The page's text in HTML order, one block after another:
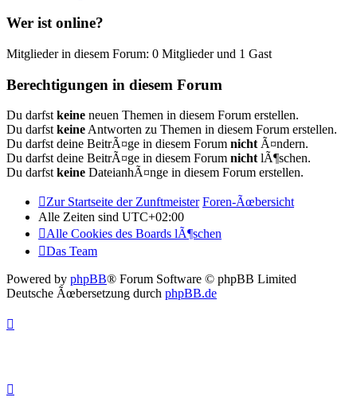
Wer ist online?
Mitglieder in diesem Forum: 0 Mitglieder und 1 Gast
Berechtigungen in diesem Forum
Du darfst keine neuen Themen in diesem Forum erstellen.
Du darfst keine Antworten zu Themen in diesem Forum erstellen.
Du darfst deine BeitrÃ¤ge in diesem Forum nicht Ã¤ndern.
Du darfst deine BeitrÃ¤ge in diesem Forum nicht lÃ¶schen.
Du darfst keine DateianhÃ¤nge in diesem Forum erstellen.
Zur Startseite der Zunftmeister Foren-Ãœbersicht
Alle Zeiten sind UTC+02:00
Alle Cookies des Boards lÃ¶schen
Das Team
Powered by phpBB® Forum Software © phpBB Limited
Deutsche Ãœbersetzung durch phpBB.de